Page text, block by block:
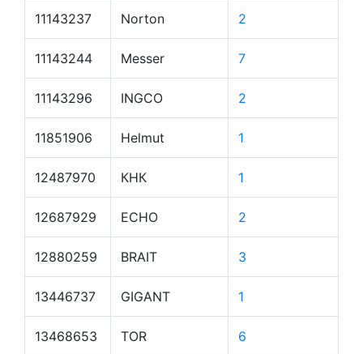
11143237 Norton 2
11143244 Messer 7
11143296 INGCO 2
11851906 Helmut 1
12487970 КНК 1
12687929 ECHO 2
12880259 BRAIT 3
13446737 GIGANT 1
13468653 TOR 6